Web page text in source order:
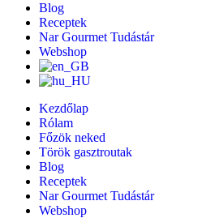
Blog
Receptek
Nar Gourmet Tudástár
Webshop
Kezdőlap
Rólam
Főzök neked
Török gasztroutak
Blog
Receptek
Nar Gourmet Tudástár
Webshop